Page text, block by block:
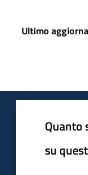
Ultimo
Quanto
su